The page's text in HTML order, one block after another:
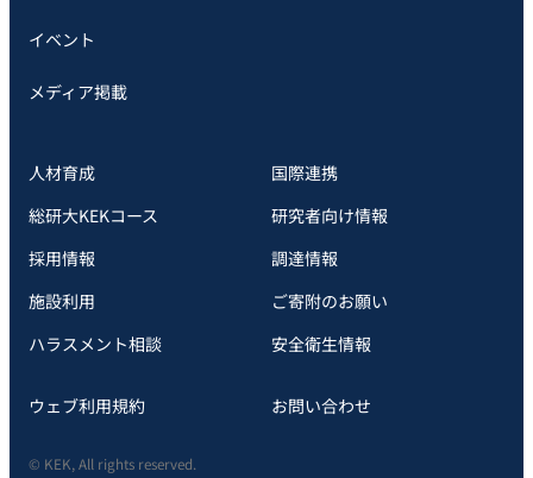
イベント
メディア掲載
人材育成
国際連携
総研大KEKコース
研究者向け情報
採用情報
調達情報
施設利用
ご寄附のお願い
ハラスメント相談
安全衛⽣情報
ウェブ利用規約 お問い合わせ
© KEK, All rights reserved.